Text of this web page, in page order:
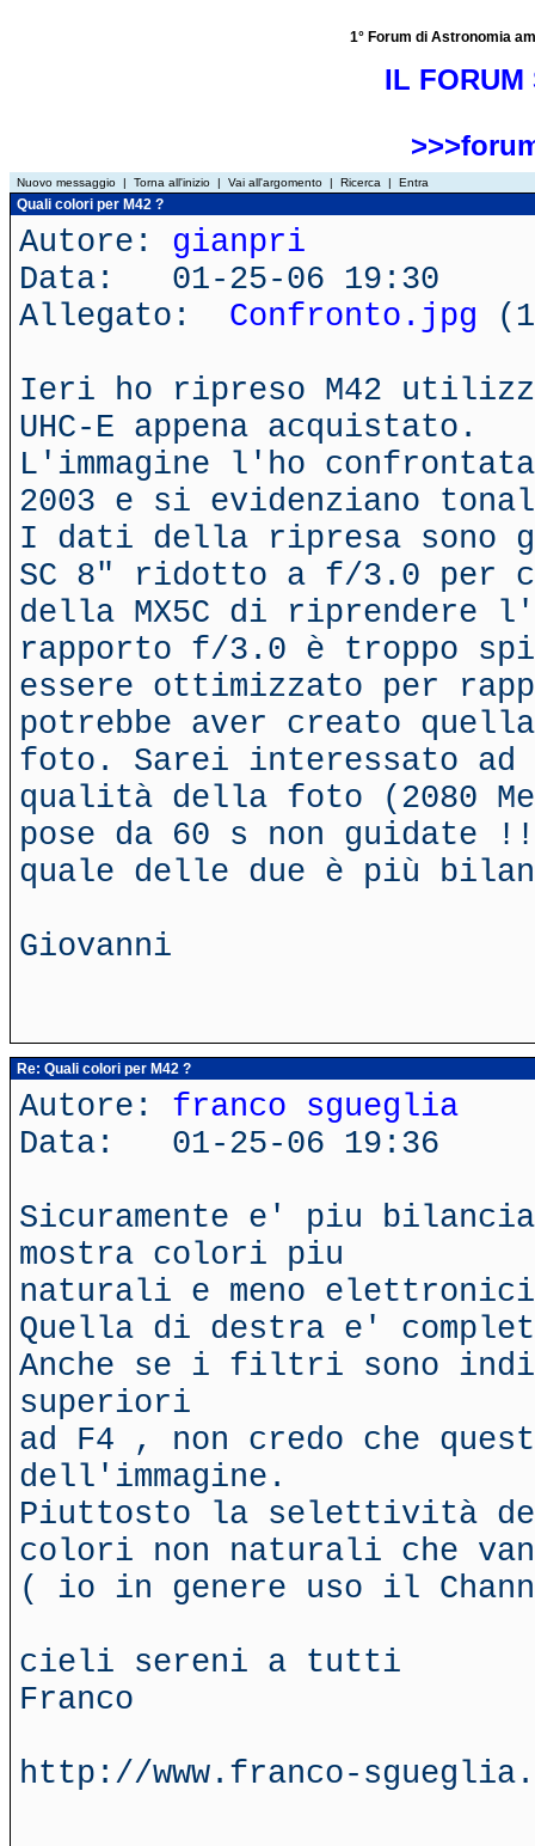
1° Forum di Astronomia
IL FORUM
Nuovo messaggio | Torna all'inizio | Vai all'argomento | Ricerca | Entra
Quali colori per M42 ?
Autore: gianpri
Data: 01-25-06 19:30
Allegato: Confronto.jpg
Ieri ho ripreso M42
UHC-E appena acquistato.
L'immagine l'ho
2003 e si evidenziano
I dati della ripresa
SC 8" ridotto a f/3.0 per
della MX5C di riprendere
rapporto f/3.0 è troppo
essere ottimizzato per
potrebbe aver creato
foto. Sarei interessato
qualità della foto (2080
pose da 60 s non guidate
quale delle due è più
Giovanni
Re: Quali colori per M42 ?
Autore: franco sgueglia
Data: 01-25-06 19:36
Sicuramente e' piu
mostra colori piu
naturali e meno
Quella di destra e'
Anche se i filtri sono
superiori
ad F4 , non credo che
dell'immagine.
Piuttosto la selettività
colori non naturali che
( io in genere uso il
cieli sereni a tutti
Franco
http://www.franco-